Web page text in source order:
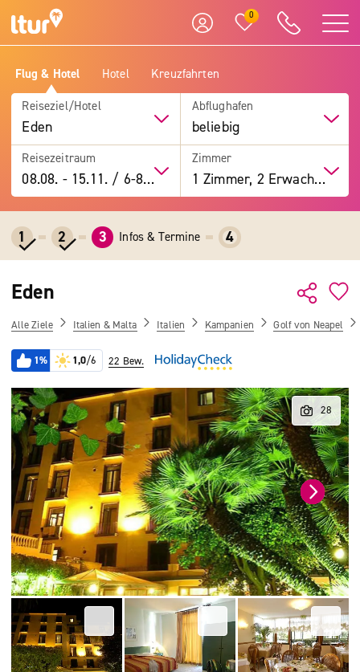
0
Flug & Hotel Hotel Kreuzfahrten
Reiseziel/Hotel
Eden
Abflughafen
beliebig
Reisezeitraum
08.08. -15.11. / 6-8 Tage
Zimmer
1 Zimmer, 2 Erwachsene
1 2 3 Infos & Termine 4
Eden
Alle Ziele Italien & Malta Italien Kampanien Golf von Neapel
1% 1,0/6 22 Bew.